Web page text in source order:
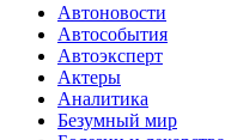
Автоновости
Автособытия
Автоэксперт
Актеры
Аналитика
Безумный мир